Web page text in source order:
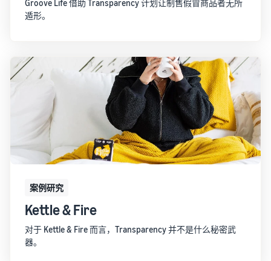
Groove Life 借助 Transparency 计划让制售假冒商品者无所
遁形。
案例研究
Kettle & Fire
对于 Kettle & Fire 而言，Transparency 并不是什么秘密武
器。